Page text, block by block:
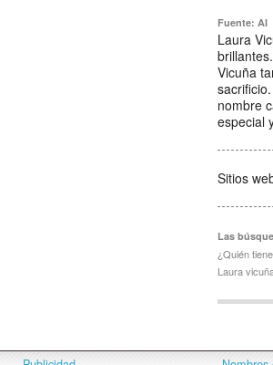
Fuente: AI
Laura
Vicuña
nombre
especial
Sitios
Las
¿Quién
Laura